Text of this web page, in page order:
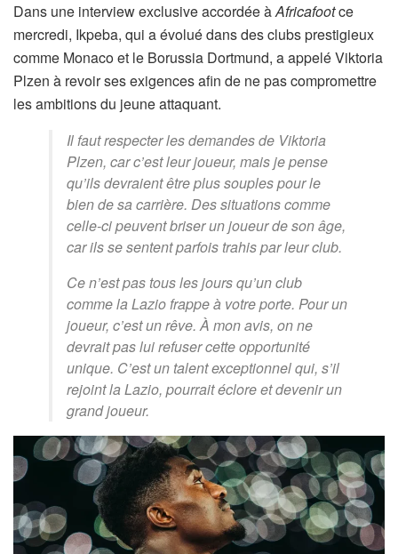
Dans une interview exclusive accordée àAfricafootce
mercredi, Ikpeba, qui a évolué dans des clubs prestigieux
comme Monaco et le Borussia Dortmund, a appelé Viktoria
Plzen à revoir ses exigences afin de ne pas compromettre
les ambitions du jeune attaquant.
Il faut respecter les demandes de Viktoria
Plzen, car c’est leur joueur, mais je pense
qu’ils devraient être plus souples pour le
bien de sa carrière. Des situations comme
celle-ci peuvent briser un joueur de son âge,
car ils se sentent parfois trahis par leur club.
Ce n’est pas tous les jours qu’un club
comme la Lazio frappe à votre porte. Pour un
joueur, c’est un rêve. À mon avis, on ne
devrait pas lui refuser cette opportunité
unique. C’est un talent exceptionnel qui, s’il
rejoint la Lazio, pourrait éclore et devenir un
grand joueur.